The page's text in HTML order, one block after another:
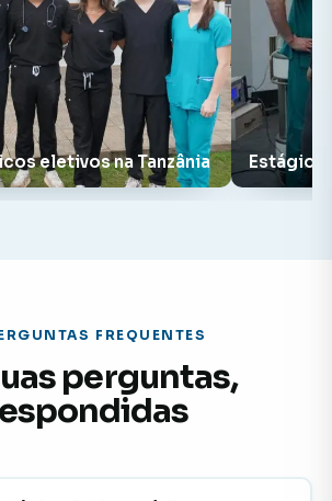
eletivos na Tanzânia Estágios
FREQUENTES
perguntas,